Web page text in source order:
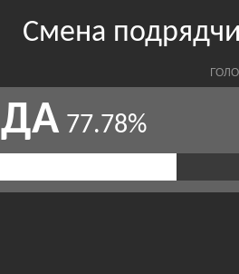
Смена
ДА 77.78%